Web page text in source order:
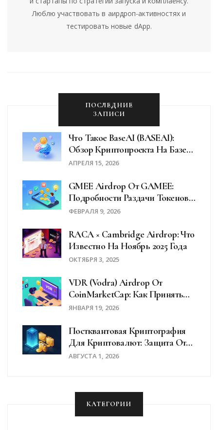
Люблю участвовать в аирдроп-активностях и
тестировать новые dApp.
ПОСЛЕДНИЕ
ЗАПИСИ
Что Такое BaseAI (BASEAI):
Обзор Криптопроекта На Базе
Coinbase Base
АПРЕЛЯ 15, 2026
GMEE Airdrop От GAMEE:
Подробности Раздачи Токенов
И Как Участвовать В WATCoin
ФЕВРАЛЯ 9, 2026
RACA × Cambridge Airdrop: Что
Известно На Ноябрь 2025 Года
ОКТЯБРЯ 3, 2025
VDR (Vodra) Airdrop От
CoinMarketCap: Как Принять
Участие И Что Получить
ЯНВАРЯ 19, 2026
Постквантовая Криптография
Для Криптовалют: Защита От
Квантовых Угроз
АВГУСТА 1, 2026
КАТЕГОРИИ